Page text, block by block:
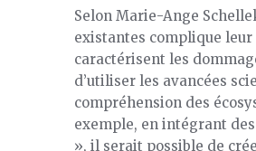
Selon Marie-Ange
existantes complique
caractérisent les
d’utiliser les avancées
compréhension des
exemple, en intégrant
», il serait possible de